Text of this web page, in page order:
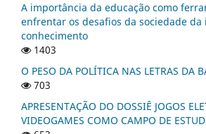
A importância da educação como
enfrentar os desafios da sociedade da
conhecimento
1403
O PESO DA POLÍTICA NAS LETRAS DA
703
APRESENTAÇÃO DO DOSSIÊ JOGOS
VIDEOGAMES COMO CAMPO DE